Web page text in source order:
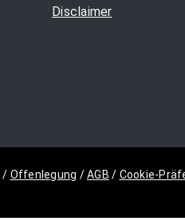
Disclaimer
/ Offenlegung /AGB / Cookie-